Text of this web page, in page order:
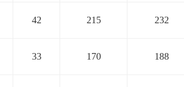
42 215 232
33 170 188